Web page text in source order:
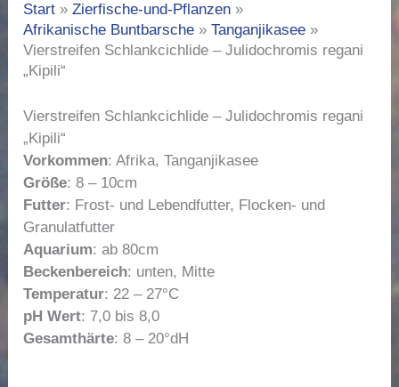
Start
Zierfische-und-Pflanzen
Afrikanische Buntbarsche
Tanganjikasee
Vierstreifen Schlankcichlide – Julidochromis regani
„Kipili“
Vierstreifen Schlankcichlide – Julidochromis regani
„Kipili“
Vorkommen: Afrika, Tanganjikasee
Größe: 8 – 10cm
Futter: Frost- und Lebendfutter, Flocken- und
Granulatfutter
Aquarium: ab 80cm
Beckenbereich: unten, Mitte
Temperatur: 22 – 27°C
pH Wert: 7,0 bis 8,0
Gesamthärte: 8 – 20°dH